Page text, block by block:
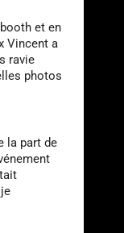
et en
Vincent a
ravie
photos
la part de